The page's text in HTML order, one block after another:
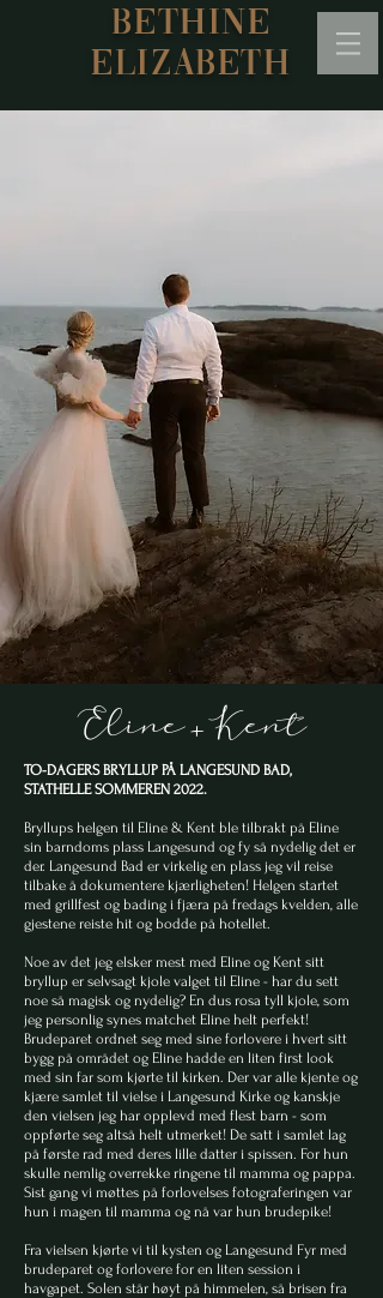
BETHINE
ELIZABETH
Eline+Kent
TO-DAGERS BRYLLUP PÅ LANGESUND BAD,
STATHELLE SOMMEREN 2022.
Bryllups helgen til Eline & Kent ble tilbrakt på Eline
sin barndoms plass Langesund og fy så nydelig det er
der. Langesund Bad er virkelig en plass jeg vil reise
tilbake å dokumentere kjærligheten! Helgen startet
med grillfest og bading i fjæra på fredags kvelden, alle
gjestene reiste hit og bodde på hotellet.
Noe av det jeg elsker mest med Eline og Kent sitt
bryllup er selvsagt kjole valget til Eline - har du sett
noe så magisk og nydelig? En dus rosa tyll kjole, som
jeg personlig synes matchet Eline helt perfekt!
Brudeparet ordnet seg med sine forlovere i hvert sitt
bygg på området og Eline hadde en liten first look
med sin far som kjørte til kirken. Der var alle kjente og
kjære samlet til vielse i Langesund Kirke og kanskje
den vielsen jeg har opplevd med flest barn - som
oppførte seg altså helt utmerket! De satt i samlet lag
på første rad med deres lille datter i spissen. For hun
skulle nemlig overrekke ringene til mamma og pappa.
Sist gang vi møttes på forlovelses fotograferingen var
hun i magen til mamma og nå var hun brudepike!
Fra vielsen kjørte vi til kysten og Langesund Fyr med
brudeparet og forlovere for en liten session i
havgapet. Solen står høyt på himmelen, så brisen fra